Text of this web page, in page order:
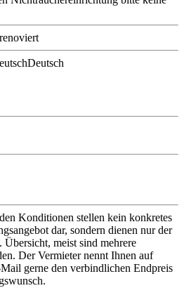
Deutsch
Konditionen stellen kein konkretes
dar, sondern dienen nur der
meist sind mehrere
Der Vermieter nennt Ihnen auf
gerne den verbindlichen Endpreis